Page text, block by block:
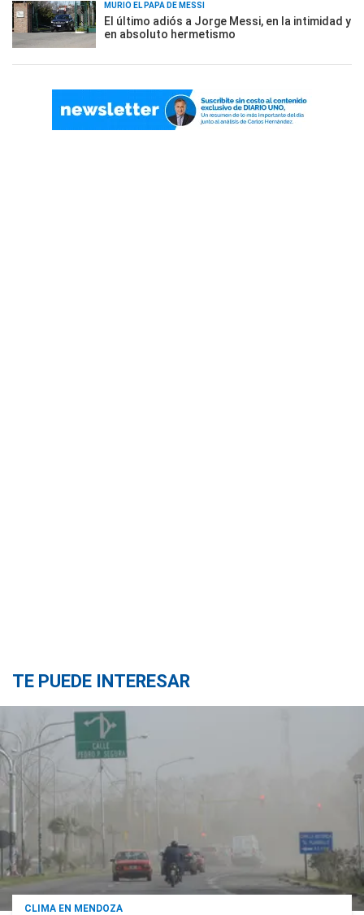
MURIÓ EL PAPÁ DE MESSI
El último adiós a Jorge Messi, en la intimidad y
en absoluto hermetismo
TE PUEDE INTERESAR
CLIMA EN MENDOZA